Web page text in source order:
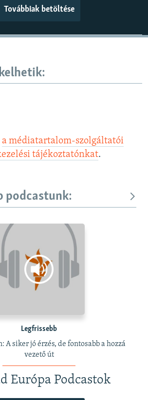
Továbbiak betöltése
a médiatartalom-szolgáltatói
tájékoztatónkat.
podcastunk:
Legfrissebb
A siker jó érzés, de fontosabb a hozzá
vezető út
Európa Podcastok